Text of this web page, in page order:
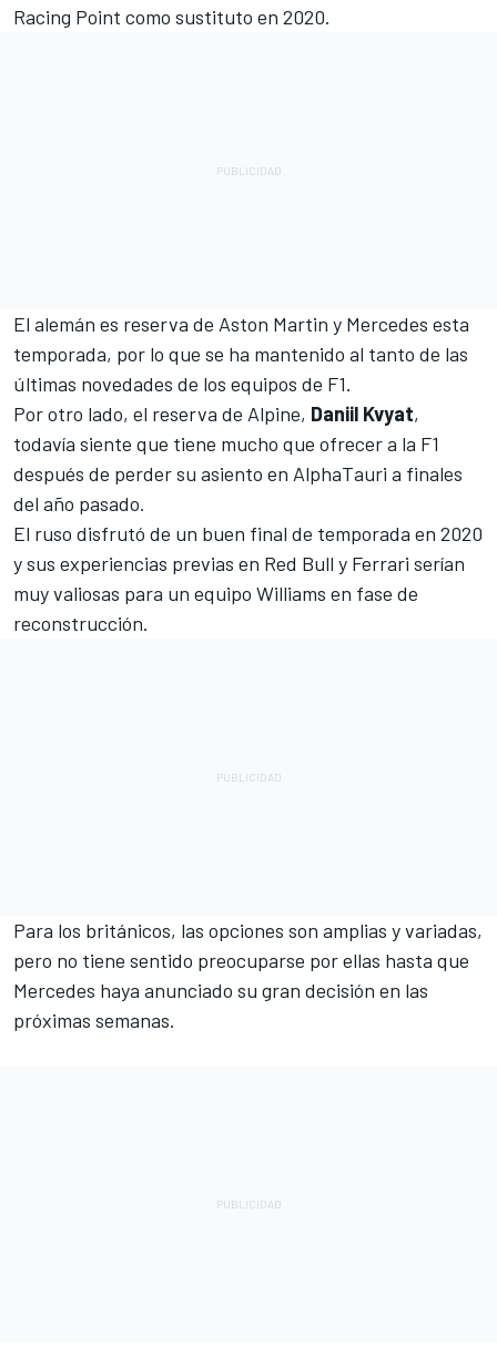
Racing Point como sustituto en 2020.
El alemán es reserva de Aston Martin y Mercedes esta
temporada, por lo que se ha mantenido al tanto de las
últimas novedades de los equipos de F1.
Por otro lado, el reserva de Alpine, Daniil Kvyat,
todavía siente que tiene mucho que ofrecer a la F1
después de perder su asiento en AlphaTauri a finales
del año pasado.
El ruso disfrutó de un buen final de temporada en 2020
y sus experiencias previas en Red Bull y Ferrari serían
muy valiosas para un equipo Williams en fase de
reconstrucción.
Para los británicos, las opciones son amplias y variadas,
pero no tiene sentido preocuparse por ellas hasta que
Mercedes haya anunciado su gran decisión en las
próximas semanas.